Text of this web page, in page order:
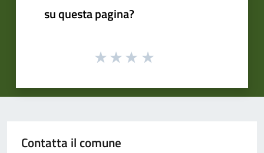
su questa pagina?
Contatta il comune